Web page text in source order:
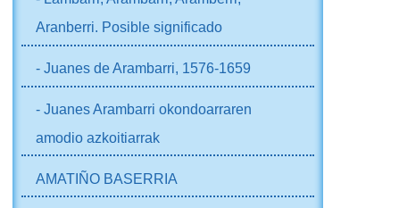
Aranberri. Posible significado
- Juanes de Arambarri, 1576-1659
- Juanes Arambarri okondoarraren
amodio azkoitiarrak
AMATIÑO BASERRIA